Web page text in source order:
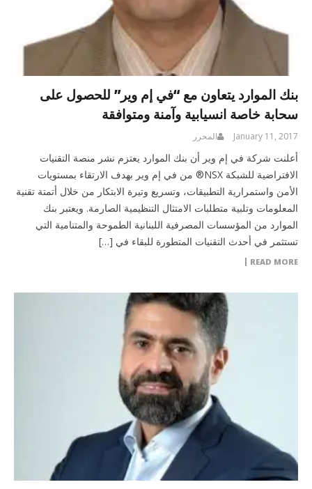
بنك الموارد يتعاون مع “في إم وير” للحصول على
سحابة خاصة انسيابية وآمنة ومتوافقة
January 11, 2017 المحرر
أعلنت شركة في إم وير أن بنك الموارد يعتزم نشر منصة التقنيات
الافتراضية للشبكة NSX® من في إم وير بهدف الارتقاء بمستويات
الأمن واستمرارية التطبيقات، وتسريع وتيرة الابتكار من خلال أتمتة تقنية
المعلومات وتلبية متطلبات الامتثال التنظيمية الصارمة. ويعتبر بنك
الموارد من المؤسسات المصرفية اللبنانية الطموحة والمتنامية التي
تستثمر في أحدث التقنيات المتطورة للبقاء في […]
READ MORE